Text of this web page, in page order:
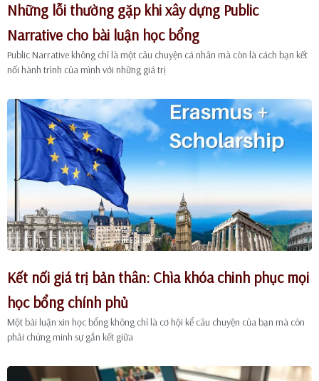
Những lỗi thường gặp khi xây dựng Public
Narrative cho bài luận học bổng
Public Narrative không chỉ là một câu chuyện cá nhân mà còn là cách bạn kết
nối hành trình của mình với những giá trị
Kết nối giá trị bản thân: Chìa khóa chinh phục mọi
học bổng chính phủ
Một bài luận xin học bổng không chỉ là cơ hội kể câu chuyện của bạn mà còn
phải chứng minh sự gắn kết giữa